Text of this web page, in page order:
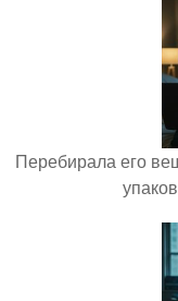
Перебирала его